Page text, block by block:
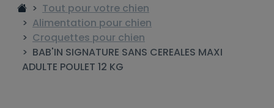
Tout pour votre chien
Alimentation pour chien
Croquettes pour chien
BAB'IN SIGNATURE SANS CEREALES MAXI
ADULTE POULET 12 KG